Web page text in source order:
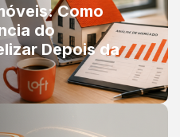
Como
do
Depois da